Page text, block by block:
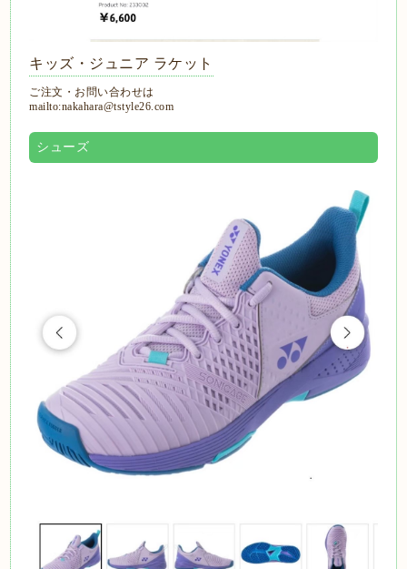
キッズ・ジュニア ラケット
ご注文・お問い合わせは
mailto:nakahara@tstyle26.com
シューズ